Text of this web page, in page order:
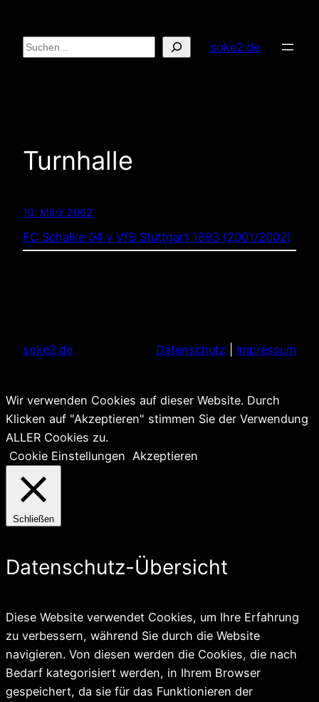
Inhalt
springen
Suchen soke2.de
Turnhalle
10. März 2002
FC Schalke 04 v VfB Stuttgart 1893 (2001/2002)
soke2.de Datenschutz Impressum
Wir verwenden Cookies auf dieser Website. Durch
Klicken auf "Akzeptieren" stimmen Sie der Verwendung
ALLER Cookies zu.
Cookie Einstellungen Akzeptieren
Schließen
Datenschutz-Übersicht
Diese Website verwendet Cookies, um Ihre Erfahrung
zu verbessern, während Sie durch die Website
navigieren. Von diesen werden die Cookies, die nach
Bedarf kategorisiert werden, in Ihrem Browser
gespeichert, da sie für das Funktionieren der